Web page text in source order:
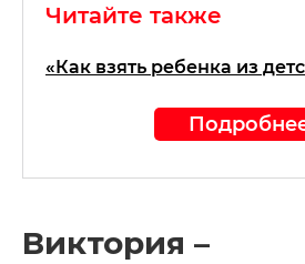
Читайте также
«Как взять ребенка из
Виктория –